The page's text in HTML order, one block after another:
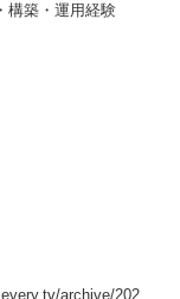
構築・運用経験
archive/202